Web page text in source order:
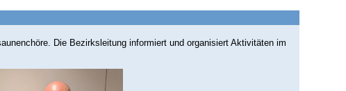
Die Bezirksleitung informiert und organisiert Aktivitäten im